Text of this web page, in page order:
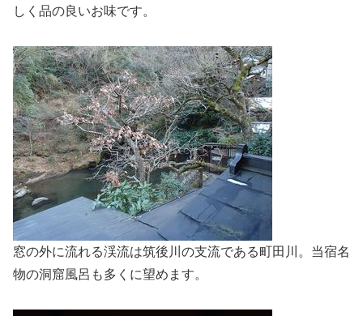
しく品の良いお味です。
窓の外に流れる渓流は筑後川の支流である町田川。当宿名
物の洞窟風呂も多くに望めます。